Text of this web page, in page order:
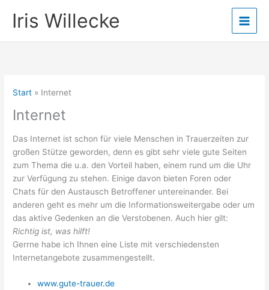
InhaltIris Willecke
Start Internet
Internet
Das Internet ist schon für viele Menschen in Trauerzeiten zur
großen Stütze geworden, denn es gibt sehr viele gute Seiten
zum Thema die u.a. den Vorteil haben, einem rund um die Uhr
zur Verfügung zu stehen. Einige davon bieten Foren oder
Chats für den Austausch Betroffener untereinander. Bei
anderen geht es mehr um die Informationsweitergabe oder um
das aktive Gedenken an die Verstobenen. Auch hier gilt:
Richtig ist, was hilft!
Gerrne habe ich Ihnen eine Liste mit verschiedensten
Internetangebote zusammengestellt.
www.gute-trauer.de